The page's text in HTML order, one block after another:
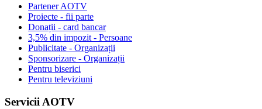
Partener AOTV
Proiecte - fii parte
Donații - card bancar
3,5% din impozit - Persoane
Publicitate - Organizații
Sponsorizare - Organizații
Pentru biserici
Pentru televiziuni
Servicii AOTV